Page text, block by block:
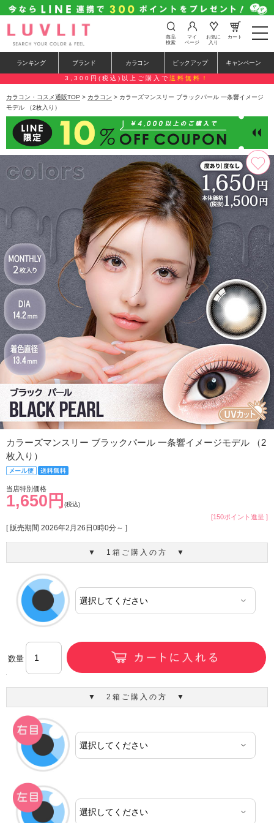
t
o
e
n
a
a
i
o
n
商品
検索
マイ
ページ
お気に
入り
カート
ランキング ブランド カラコン ピックアップ キャンペーン
3,300円(税込)以上ご購入で 送料無料！
カラコン・コスメ通販TOP > カラコン > カラーズマンスリー ブラックパール 一条響イメージ
モデル （2枚入り）
カラーズマンスリー ブラックパール 一条響イメージモデル （2
枚入り）
当店特別価格
1,650円 (税込)
[150ポイント進呈 ]
[ 販売期間 2026年2月26日0時0分～ ]
▼ 1箱ご購入の方 ▼
数量
▼ 2箱ご購入の方 ▼